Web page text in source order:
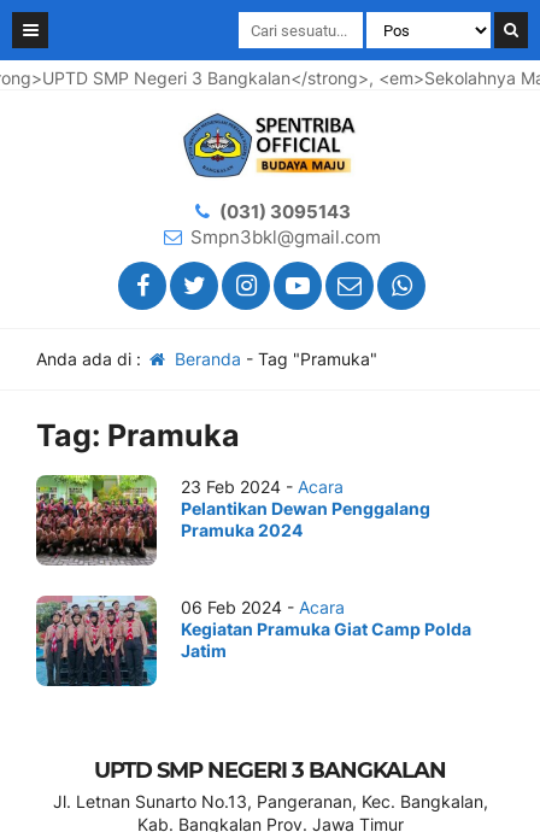
SMP Negeri 3 Bangkalan</strong>, <em>Sekolahnya
(031) 3095143
Smpn3bkl@gmail.com
Anda ada di : Beranda - Tag "Pramuka"
Tag: Pramuka
23 Feb 2024 - Acara
Pelantikan Dewan Penggalang
Pramuka 2024
06 Feb 2024 - Acara
Kegiatan Pramuka Giat Camp Polda
Jatim
UPTD SMP NEGERI 3 BANGKALAN
Jl. Letnan Sunarto No.13, Pangeranan, Kec. Bangkalan,
Kab. Bangkalan Prov. Jawa Timur